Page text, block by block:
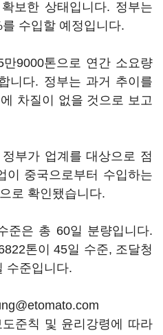
보한 상태입니다. 정부는
수입할 예정입니다.
9000톤으로 연간 소요량
니다. 정부는 과거 추이를
차질이 없을 것으로 보고
부가 업계를 대상으로 점
이 중국으로부터 수입하는
로 확인됐습니다.
준은 총 60일 분량입니다.
톤이 45일 수준, 조달청
수준입니다.
준칙 및 윤리강령에 따라